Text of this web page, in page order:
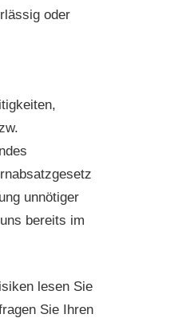
oder
unnötiger
bereits im
lesen Sie
Sie Ihren